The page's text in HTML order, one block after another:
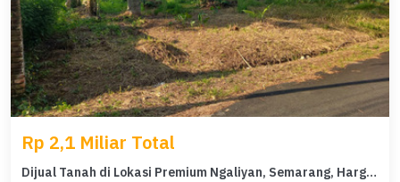
Rp 2,1 Miliar Total
Dijual Tanah di Lokasi Premium Ngaliyan, Semarang, Harga 2,1 Miliar